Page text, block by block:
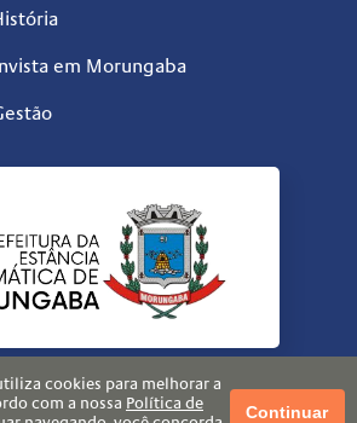
Invista em Morungaba
cookies para melhorar a
com a nossa Política de
Continuar